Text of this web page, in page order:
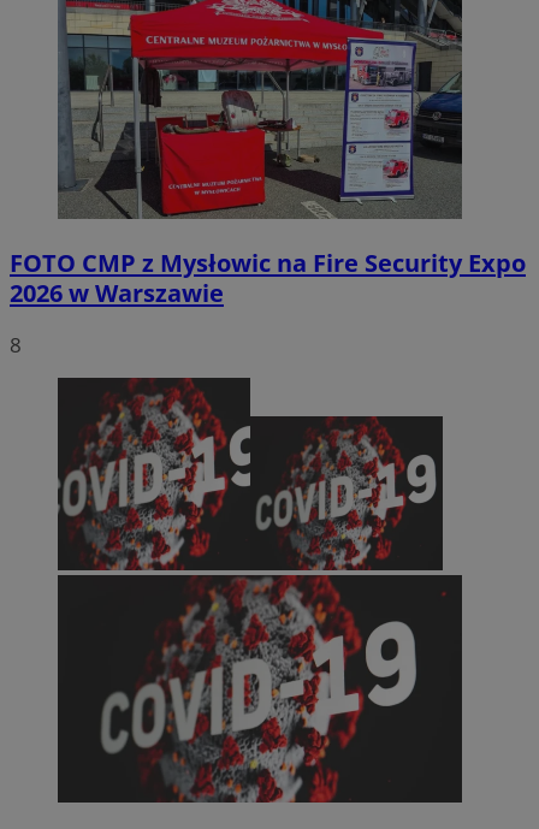
FOTO CMP z Mysłowic na Fire Security Expo
2026 w Warszawie
8